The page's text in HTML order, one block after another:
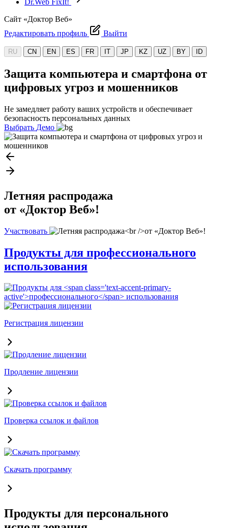
Dr.Web FixIt!
Сайт «Доктор Веб»
Редактировать профиль
Выйти
RU CN EN ES FR IT JP KZ UZ BY ID
Защита компьютера и смартфона от
цифровых угроз и мошенников
Не замедляет работу ваших устройств и обеспечивает
безопасность персональных данных
Выбрать Демо
Летняя распродажа
от «Доктор Веб»!
Участвовать
Продукты для профессионального
использования
Регистрация лицензии
Продление лицензии
Проверка ссылок и файлов
Скачать программу
Продукты для персонального